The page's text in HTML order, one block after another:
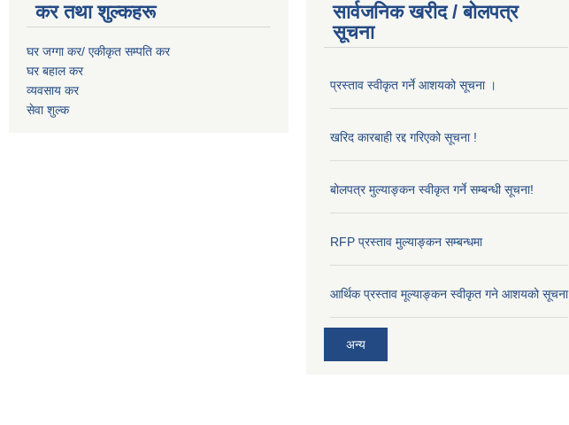
कर तथा शुल्कहरू
घर जग्गा कर/ एकीकृत सम्पति कर
घर बहाल कर
व्यवसाय कर
सेवा शुल्क
सार्वजनिक खरीद / बोलपत्र
सूचना
प्रस्ताव स्वीकृत गर्ने आशयको सूचना ।
खरिद कारबाही रद्द गरिएको सूचना !
बोलपत्र मुल्याङ्कन स्वीकृत गर्ने सम्बन्धी सूचना!
RFP प्रस्ताव मुल्याङ्कन सम्बन्धमा
आर्थिक प्रस्ताव मूल्याङ्कन स्वीकृत गने आशयको सूचना
अन्य